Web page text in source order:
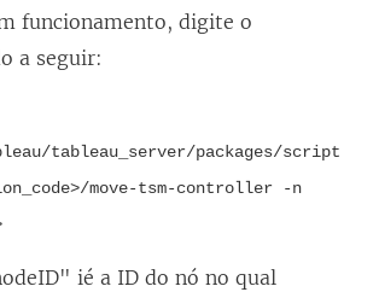
funcionamento, digite o
a seguir:
tableau_server/packages/script
move-tsm-controller -n
ié a ID do nó no qual